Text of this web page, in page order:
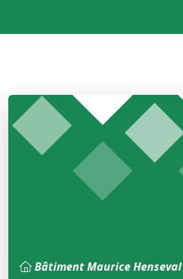
Bâtiment Maurice Henseval